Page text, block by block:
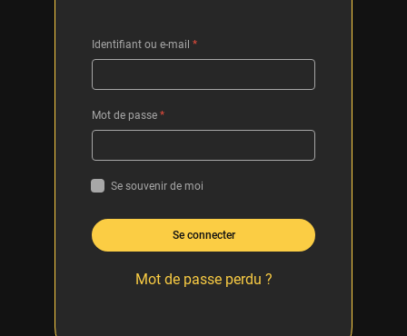
Identifiant ou e-mail *
Mot de passe *
Se souvenir de moi
Se connecter
Mot de passe perdu ?